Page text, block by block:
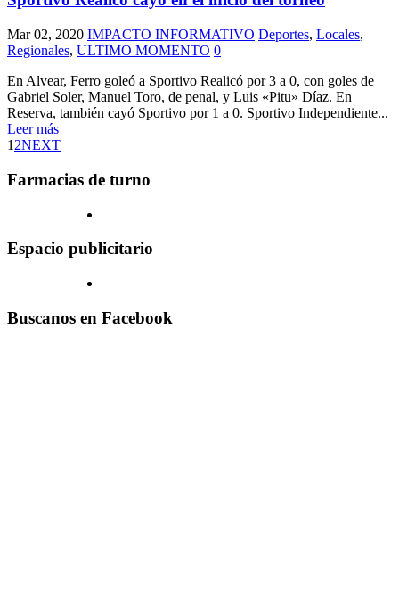
Mar 02, 2020 IMPACTO INFORMATIVO Deportes, Locales,
Regionales, ULTIMO MOMENTO 0
En Alvear, Ferro goleó a Sportivo Realicó por 3 a 0, con goles de
Gabriel Soler, Manuel Toro, de penal, y Luis «Pitu» Díaz. En
Reserva, también cayó Sportivo por 1 a 0. Sportivo Independiente...
Leer más
1 2NEXT
Farmacias de turno
Espacio publicitario
Buscanos en Facebook